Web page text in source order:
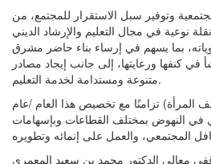
وتوفير سبل الاستقرار للمجتمع، من
نوعية في مجال التعليم والإرشاد الديني
بما يسهم في إرساء بناء حاضر مشرق
في كنفها ورعايتها، إلى جانب إيجاد مصادر
متنوعة ومستدامة لخدمة التعليم.
المرأة) تزامنًا مع تخصيص هذا العام /عام
في النهوض بمختلف القطاعات وبإسهامات
معالي الدكتور محمد بن سعيد المعمري